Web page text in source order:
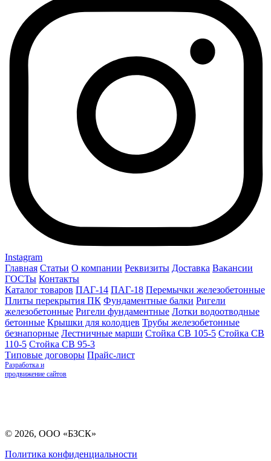
Instagram
Главная Статьи О компании Реквизиты Доставка Вакансии
ГОСТы Контакты
Каталог товаров ПАГ-14 ПАГ-18 Перемычки железобетонные
Плиты перекрытия ПК Фундаментные балки Ригели
железобетонные Ригели фундаментные Лотки водоотводные
бетонные Крышки для колодцев Трубы железобетонные
безнапорные Лестничные марши Стойка СВ 105-5 Стойка СВ
110-5 Стойка СВ 95-3
Типовые договоры Прайс-лист
Разработка и
продвижение сайтов
© 2026, ООО «БЗСК»
Политика конфиденциальности